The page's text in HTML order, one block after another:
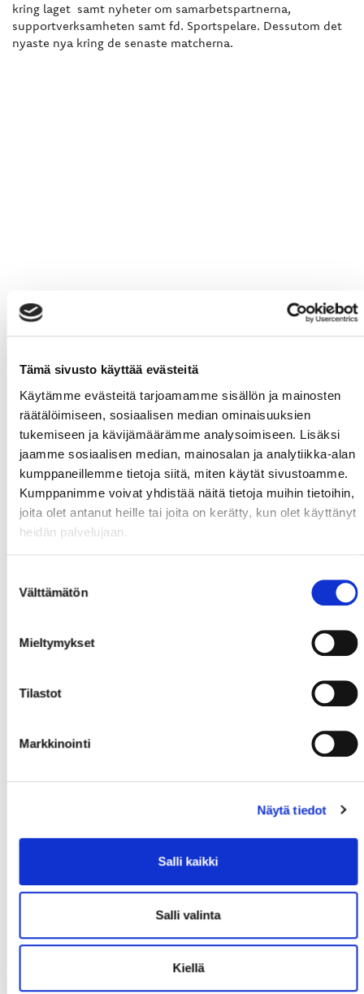
Tämä sivusto käyttää evästeitä
Käytämme evästeitä tarjoamamme sisällön ja mainosten
räätälöimiseen, sosiaalisen median ominaisuuksien
tukemiseen ja kävijämäärämme analysoimiseen. Lisäksi
jaamme sosiaalisen median, mainosalan ja analytiikka-alan
kumppaneillemme tietoja siitä, miten käytät sivustoamme.
Kumppanimme voivat yhdistää näitä tietoja muihin tietoihin,
joita olet antanut heille tai joita on kerätty, kun olet käyttänyt
heidän palvelujaan.
valinta
Välttämätön
Mieltymykset
Tilastot
Markkinointi
Näytä tiedot
Salli kaikki
Salli valinta
Kiellä
kring laget samt nyheter om samarbetspartnerna,
supportverksamheten samt fd. Sportspelare. Dessutom det
nyaste nya kring de senaste matcherna.